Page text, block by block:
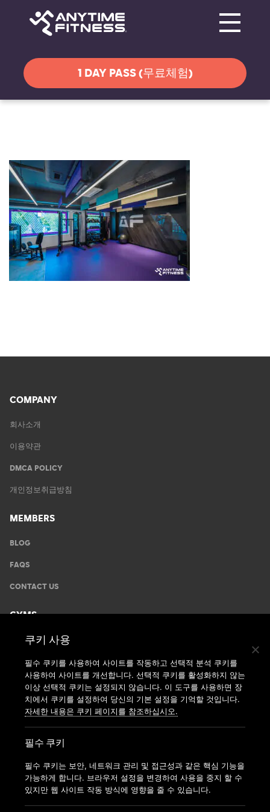
1 DAY PASS (무료체험)
COMPANY
회사소개
이용약관
DMCA POLICY
개인정보취급방침
MEMBERS
BLOG
FAQS
CONTACT US
GYMS
운동안내
지점찾기
가맹신청
쿠키 사용
필수 쿠키를 사용하여 사이트를 작동하고 선택적 분석 쿠키를
사용하여 사이트를 개선합니다. 선택적 쿠키를 활성화하지 않는
이상 선택적 쿠키는 설정되지 않습니다. 이 도구를 사용하면 장
치에서 쿠키를 설정하여 당신의 기본 설정을 기억할 것입니다.
자세한 내용은 쿠키 페이지를 참조하십시오.
필수 쿠키
필수 쿠키는 보안, 네트워크 관리 및 접근성과 같은 핵심 기능을
가능하게 합니다. 브라우저 설정을 변경하여 사용을 중지 할 수
있지만 웹 사이트 작동 방식에 영향을 줄 수 있습니다.